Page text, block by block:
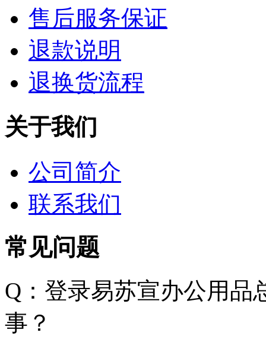
售后服务保证
退款说明
退换货流程
关于我们
公司简介
联系我们
常见问题
Q：登录易苏宣办公用品
事？